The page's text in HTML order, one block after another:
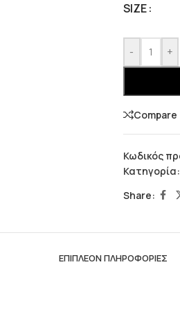
SIZE
- +
Compare
Κωδικός
Κατηγορία:
Share:
ΕΠΙΠΛΈΟΝ ΠΛΗΡΟΦΟΡΊΕΣ